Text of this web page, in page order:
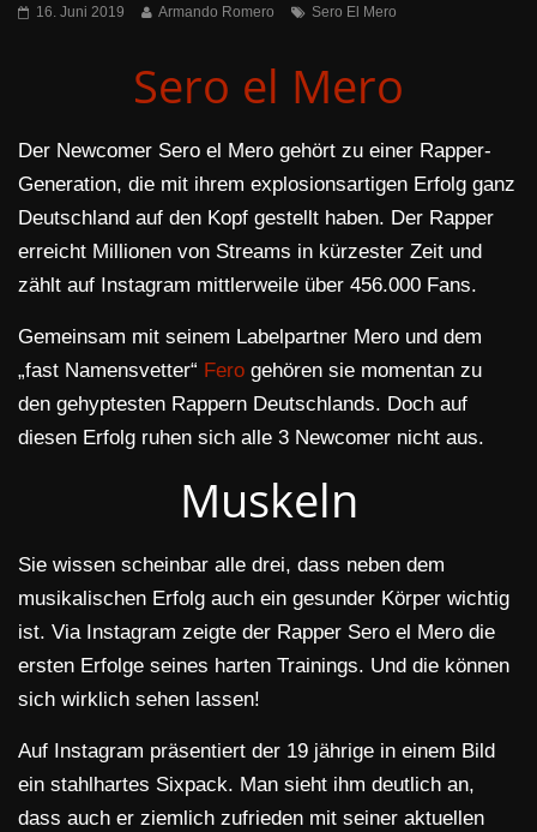
16. Juni 2019 Armando Romero Sero El Mero
Sero el Mero
Der Newcomer Sero el Mero gehört zu einer Rapper-
Generation, die mit ihrem explosionsartigen Erfolg ganz
Deutschland auf den Kopf gestellt haben. Der Rapper
erreicht Millionen von Streams in kürzester Zeit und
zählt auf Instagram mittlerweile über 456.000 Fans.
Gemeinsam mit seinem Labelpartner Mero und dem
„fast Namensvetter“ Fero gehören sie momentan zu
den gehyptesten Rappern Deutschlands. Doch auf
diesen Erfolg ruhen sich alle 3 Newcomer nicht aus.
Muskeln
Sie wissen scheinbar alle drei, dass neben dem
musikalischen Erfolg auch ein gesunder Körper wichtig
ist. Via Instagram zeigte der Rapper Sero el Mero die
ersten Erfolge seines harten Trainings. Und die können
sich wirklich sehen lassen!
Auf Instagram präsentiert der 19 jährige in einem Bild
ein stahlhartes Sixpack. Man sieht ihm deutlich an,
dass auch er ziemlich zufrieden mit seiner aktuellen